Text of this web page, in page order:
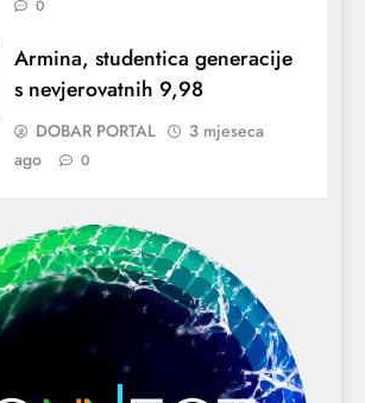
0
Armina, studentica generacije
s nevjerovatnih 9,98
DOBAR PORTAL
3 mjeseca
ago
0